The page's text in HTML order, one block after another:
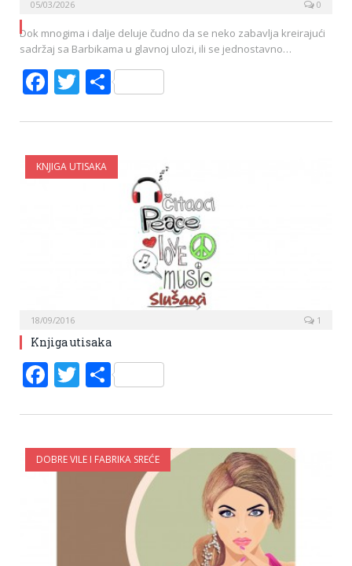
05/03/2026 0
Dok mnogima i dalje deluje čudno da se neko zabavlja kreirajući
sadržaj sa Barbikama u glavnoj ulozi, ili se jednostavno…
Facebook
Twitter
Share
KNJIGA UTISAKA
18/09/2016 1
Knjiga utisaka
Facebook
Twitter
Share
DOBRE VILE I FABRIKA SREĆE